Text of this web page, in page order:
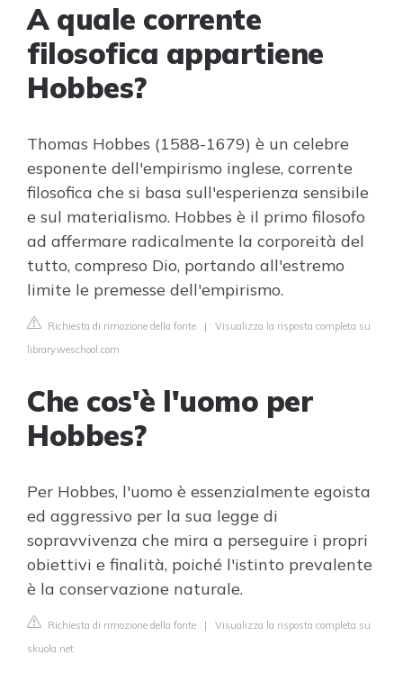
A quale corrente
filosofica appartiene
Hobbes?
Thomas Hobbes (1588-1679) è un celebre
esponente dell'empirismo inglese, corrente
filosofica che si basa sull'esperienza sensibile
e sul materialismo. Hobbes è il primo filosofo
ad affermare radicalmente la corporeità del
tutto, compreso Dio, portando all'estremo
limite le premesse dell'empirismo.
Richiesta di rimozione della fonte | Visualizza la risposta completa su
library.weschool.com
Che cos'è l'uomo per
Hobbes?
Per Hobbes, l'uomo è essenzialmente egoista
ed aggressivo per la sua legge di
sopravvivenza che mira a perseguire i propri
obiettivi e finalità, poiché l'istinto prevalente
è la conservazione naturale.
Richiesta di rimozione della fonte | Visualizza la risposta completa su
skuola.net